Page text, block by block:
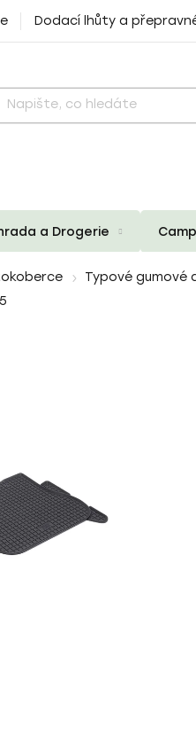
Dodací lhůty a
a Drogerie
Typové gumové